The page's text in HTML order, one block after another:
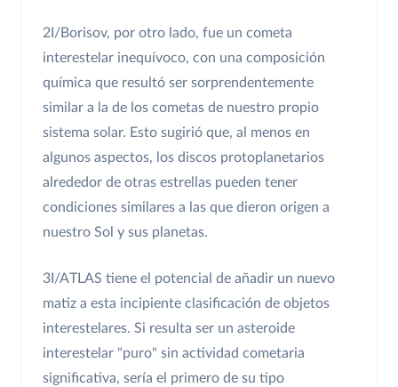
2I/Borisov, por otro lado, fue un cometa
interestelar inequívoco, con una composición
química que resultó ser sorprendentemente
similar a la de los cometas de nuestro propio
sistema solar. Esto sugirió que, al menos en
algunos aspectos, los discos protoplanetarios
alrededor de otras estrellas pueden tener
condiciones similares a las que dieron origen a
nuestro Sol y sus planetas.
3I/ATLAS tiene el potencial de añadir un nuevo
matiz a esta incipiente clasificación de objetos
interestelares. Si resulta ser un asteroide
interestelar "puro" sin actividad cometaria
significativa, sería el primero de su tipo